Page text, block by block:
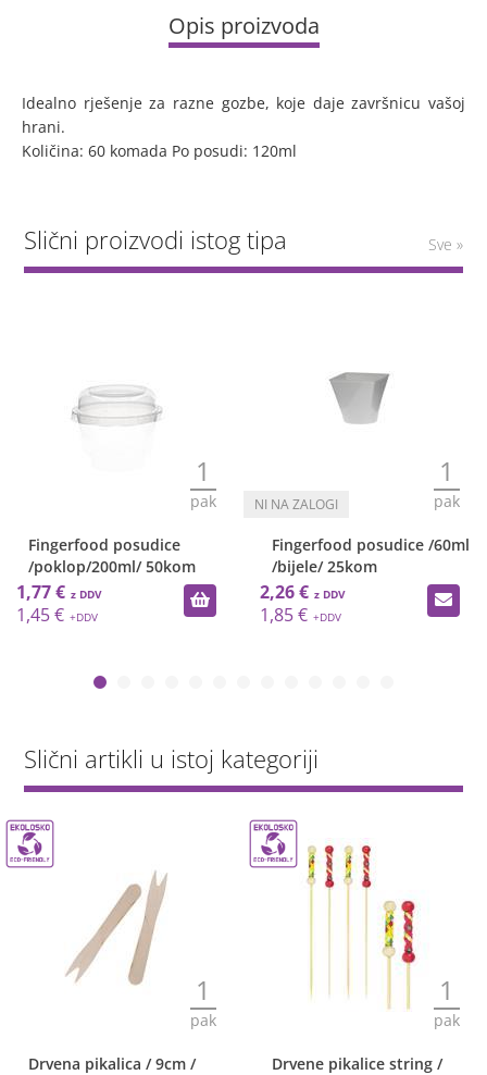
Opis proizvoda
Idealno rješenje za razne gozbe, koje daje završnicu vašoj
hrani.
Količina: 60 komada Po posudi: 120ml
Slični proizvodi istog tipa Sve »
1
pak
Fingerfood posudice
/poklop/200ml/ 50kom
1,77 €
1,45 €
1
pak
Fingerfood posudice /60ml
/bijele/ 25kom
2,26 €
1,85 €
Slični artikli u istoj kategoriji
1
pak
Drvena pikalica / 9cm /
1
pak
Drvene pikalice string /